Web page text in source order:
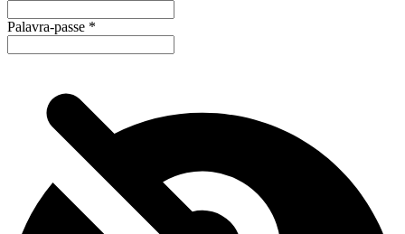
Palavra-passe *